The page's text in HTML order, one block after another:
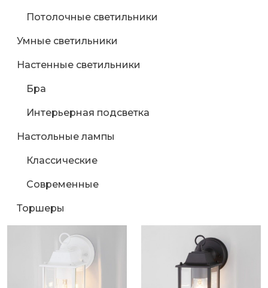
Потолочные светильники
Умные светильники
Настенные светильники
Бра
Интерьерная подсветка
Настольные лампы
Классические
Современные
Торшеры